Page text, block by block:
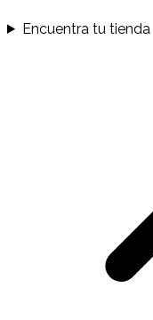
Encuentra tu tienda